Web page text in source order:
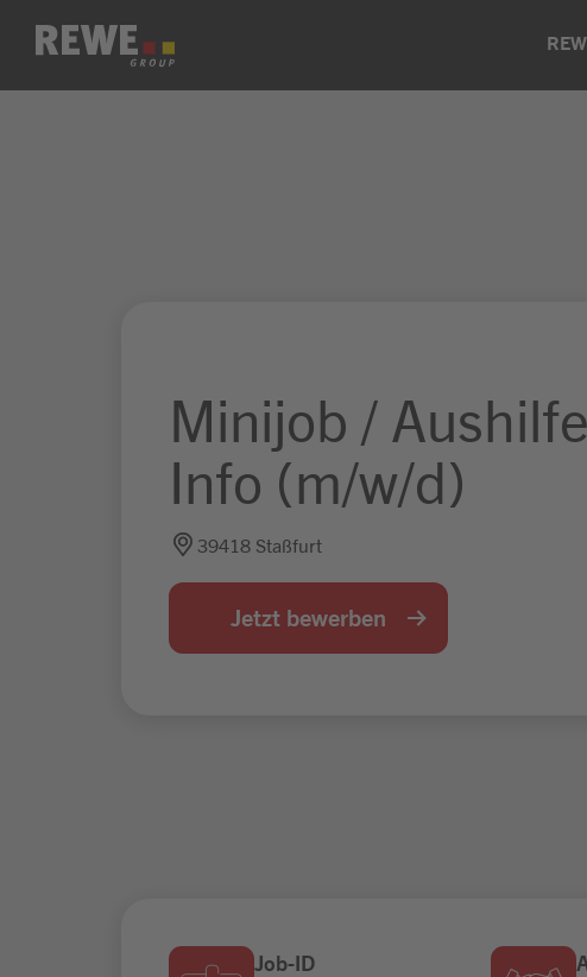
Zum Inhalt springen
Minijob /
Info (m/w/d)
39418 Staßfurt
Jetzt bewerben
Job-ID